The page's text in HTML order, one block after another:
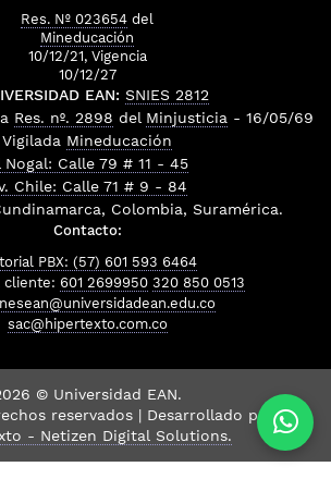
Res. Nº 023654 del
Mineducación
10/12/21, Vigencia
10/12/27
EAN: SNIES 2812
Res. nº. 2898 del Minjusticia - 16/05/69
Vigilada Mineducación
Nogal: Calle 79 # 11 - 45
Chile: Calle 71 # 9 - 84
Colombia, Suramérica.
Contacto:
PBX: (57) 601 593 6464
cliente: 601 2699950 320 850 0513
sac@hipertexto.com.co
© Universidad EAN.
reservados | Desarrollado por
- Netizen Digital Solutions.